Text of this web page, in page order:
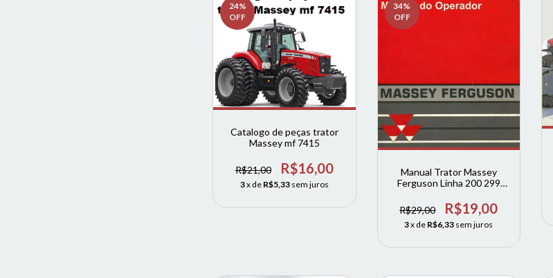
24%
OFF
Catalogo de peças trator
Massey mf 7415
R$21,00 R$16,00
3x de R$5,33 sem juros
34%
OFF
Manual Trator Massey
Ferguson Linha 200 299
R$29,00
R$19,00
3x de R$6,33 sem juros